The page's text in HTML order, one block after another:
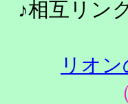
♪相互リン
リオ